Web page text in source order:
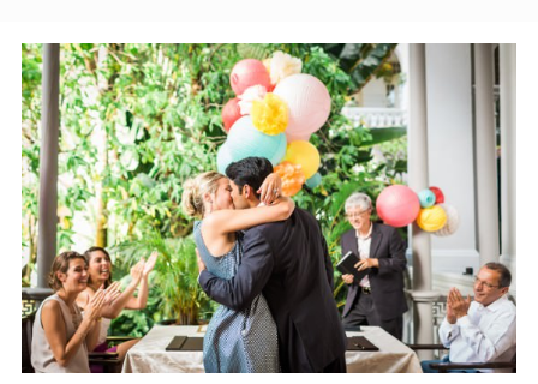
Mariage Singapour